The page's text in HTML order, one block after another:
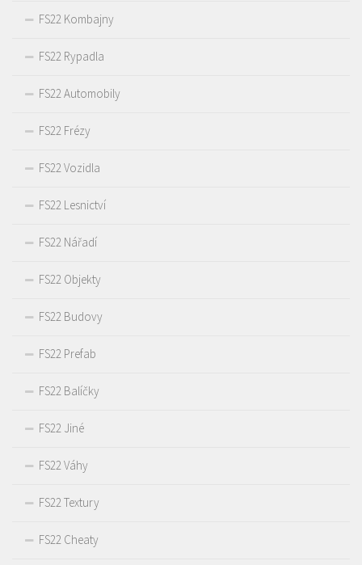
FS22 Kombajny
FS22 Rypadla
FS22 Automobily
FS22 Frézy
FS22 Vozidla
FS22 Lesnictví
FS22 Nářadí
FS22 Objekty
FS22 Budovy
FS22 Prefab
FS22 Balíčky
FS22 Jiné
FS22 Váhy
FS22 Textury
FS22 Cheaty